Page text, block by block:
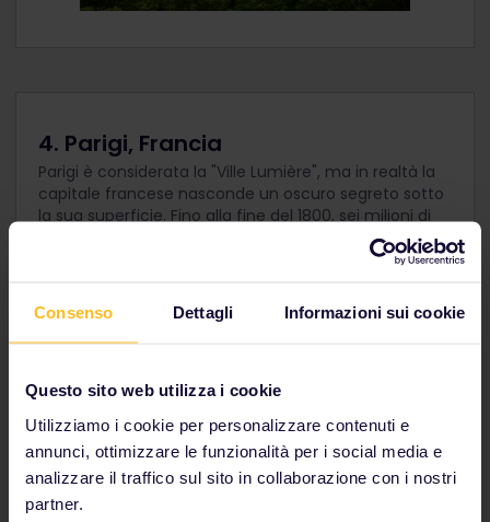
Consenso Dettagli Informazioni sui cookie
Questo sito web utilizza i cookie
Utilizziamo i cookie per personalizzare contenuti e
annunci, ottimizzare le funzionalità per i social media e
analizzare il traffico sul sito in collaborazione con i nostri
partner.
4. Parigi, Francia
Parigi è considerata la "Ville Lumière", ma in realtà la
capitale francese nasconde un oscuro segreto sotto
la sua superficie. Fino alla fine del 1800, sei milioni di
cadaveri sono stati riesumati dai cimiteri della città e
spostati nelle catacombe. Se ne hai il coraggio, sono
L'ingresso delle catacombe è al numero 1 di
avenue du Colonel Henri Rol-Tanguy.